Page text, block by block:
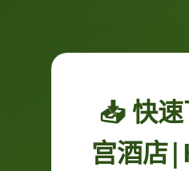
📥 快
宫酒店